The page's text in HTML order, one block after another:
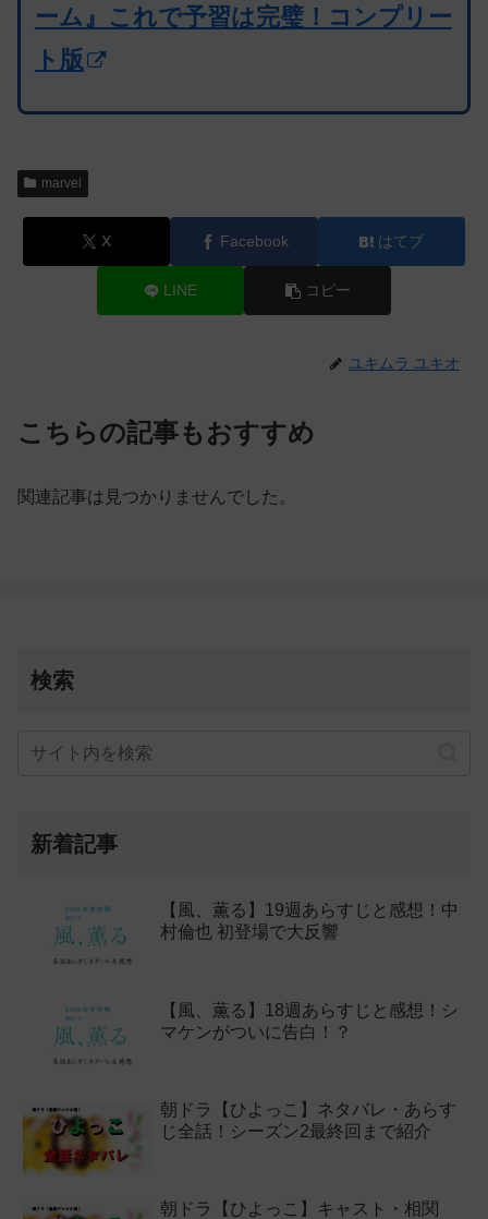
ーム』これで予習は完璧！コンプリー
ト版
marvel
X Facebook はてブ
LINE コピー
ユキムラ ユキオ
こちらの記事もおすすめ
関連記事は見つかりませんでした。
検索
新着記事
【風、薫る】19週あらすじと感想！中
村倫也 初登場で大反響
【風、薫る】18週あらすじと感想！シ
マケンがついに告白！？
朝ドラ【ひよっこ】ネタバレ・あらす
じ全話！シーズン2最終回まで紹介
朝ドラ【ひよっこ】キャスト・相関